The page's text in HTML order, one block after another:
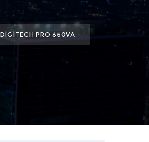
DIGITECH PRO 650VA